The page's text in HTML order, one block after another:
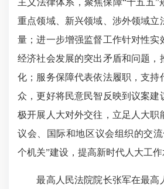
主义法律体系，聚焦保障“十五五”
重点领域、新兴领域、涉外领域立
量；进一步增强监督工作针对性实
经济社会发展的突出矛盾和问题，
化；服务保障代表依法履职，支持
众，更好将民意民智反映到议案建
极开展人大对外交往，立足人大职
议会、国际和地区议会组织的交
个机关”建设，提高新时代人大工作
最高人民法院院长张军在最高